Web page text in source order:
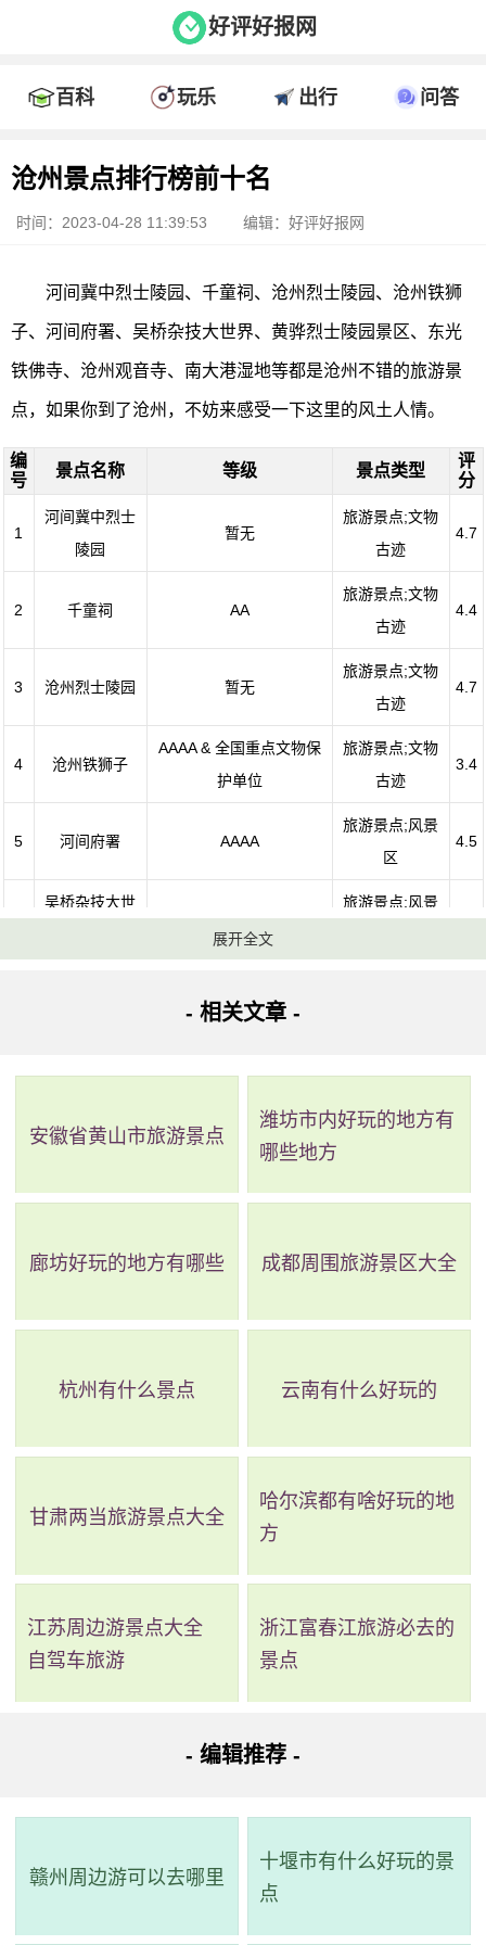
好评好报网
百科 玩乐 出行 问答
沧州景点排行榜前十名
时间：2023-04-28 11:39:53 编辑：好评好报网
河间冀中烈士陵园、千童祠、沧州烈士陵园、沧州铁狮
子、河间府署、吴桥杂技大世界、黄骅烈士陵园景区、东光
铁佛寺、沧州观音寺、南大港湿地等都是沧州不错的旅游景
点，如果你到了沧州，不妨来感受一下这里的风土人情。
编
号
景点名称 等级 景点类型
评
分
1
河间冀中烈士
陵园
暂无
旅游景点;文物
古迹
4.7
2 千童祠 AA
旅游景点;文物
古迹
4.4
3 沧州烈士陵园 暂无
旅游景点;文物
古迹
4.7
4 沧州铁狮子
AAAA & 全国重点文物保
护单位
旅游景点;文物
古迹
3.4
5 河间府署 AAAA
旅游景点;风景
区
4.5
6
吴桥杂技大世
AAAA
旅游景点;风景
4.3
8 东光铁佛寺 AAAA 4.5
沧州观音寺 旅游景点;寺庙
10 南大港湿地 AAAA 4.2
1、河间冀中烈士陵园
评级：暂无
解放事业献出了宝贵的生命。陵园内有纪念馆、无名烈士墓
和冀中革命烈士纪念碑等重要纪念物，体现了对这些英勇烈
士的尊重和铭记。作为历史的见证，冀中烈士陵园应该成为
激励我们前行的力量，警示我们珍惜来之不易的和平与稳
定。
展开全文
- 相关文章 -
安徽省黄山市旅游景点
潍坊市内好玩的地方有
哪些地方
廊坊好玩的地方有哪些 成都周围旅游景区大全
杭州有什么景点 云南有什么好玩的
甘肃两当旅游景点大全
哈尔滨都有啥好玩的地
方
江苏周边游景点大全
自驾车旅游
浙江富春江旅游必去的
景点
- 编辑推荐 -
赣州周边游可以去哪里
十堰市有什么好玩的景
点